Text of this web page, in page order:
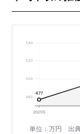
540
520
500
480
477
2021/5
単位：万円 出